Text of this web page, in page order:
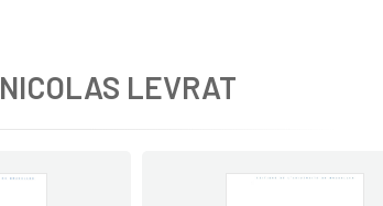
NICOLAS LEVRAT